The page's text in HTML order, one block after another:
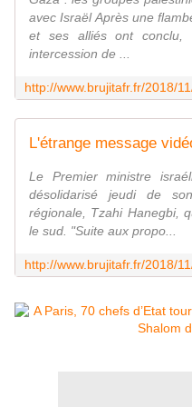
avec Israël Après une
et ses alliés ont conclu,
intercession de ...
Le Premier ministre
désolidarisé jeudi de
régionale, Tzahi Hanegbi,
le sud. "Suite aux propo...